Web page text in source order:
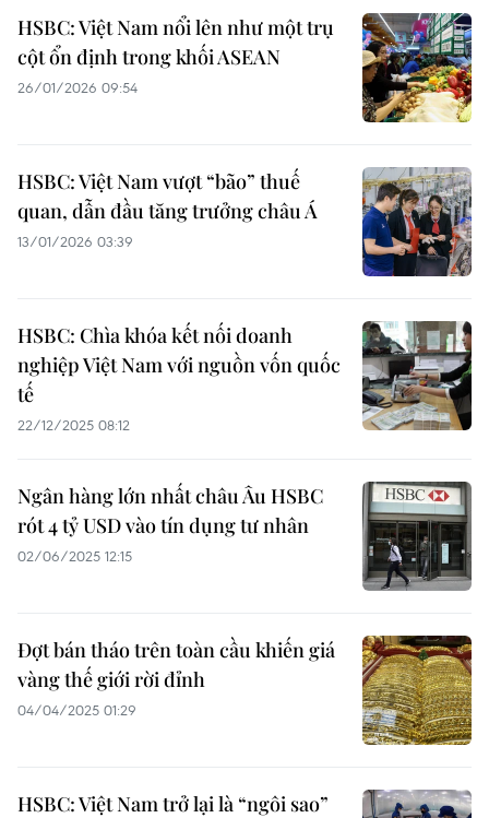
HSBC: Việt Nam nổi lên như một trụ
cột ổn định trong khối ASEAN
26/01/2026 09:54
HSBC: Việt Nam vượt “bão” thuế
quan, dẫn đầu tăng trưởng châu Á
13/01/2026 03:39
HSBC: Chìa khóa kết nối doanh
nghiệp Việt Nam với nguồn vốn quốc
tế
22/12/2025 08:12
Ngân hàng lớn nhất châu Âu HSBC
rót 4 tỷ USD vào tín dụng tư nhân
02/06/2025 12:15
Đợt bán tháo trên toàn cầu khiến giá
vàng thế giới rời đỉnh
04/04/2025 01:29
HSBC: Việt Nam trở lại là “ngôi sao”